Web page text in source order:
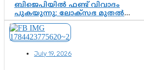
ബിജെപിയിൽ ഫണ്ട് വിവാദം
പുകയുന്നു; ലോക്സഭ മുതൽ
നിയമസഭ വരെ 140
ഫണ്ട് വിനിയോഗം
പരിശോധിക്കുമോ? കേന്ദ്രത്തിനും
ഘടകത്തോട് അതൃപ്തി
July 19, 2026